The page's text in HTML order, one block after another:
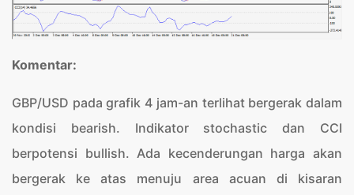
Komentar:
GBP/USD pada grafik 4 jam-an terlihat bergerak dalam
kondisi bearish. Indikator stochastic dan CCI
berpotensi bullish. Ada kecenderungan harga akan
bergerak ke atas menuju area acuan di kisaran